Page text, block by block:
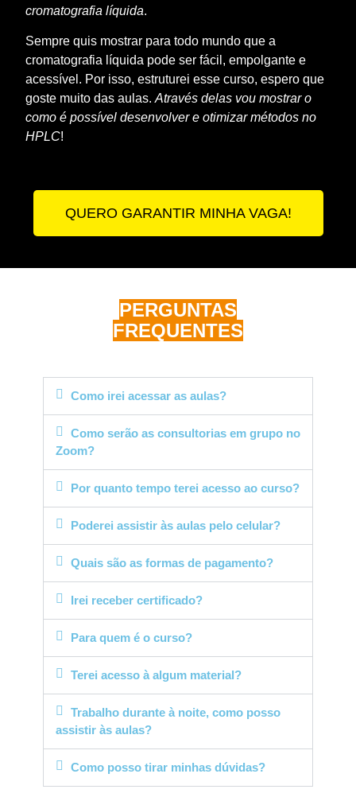
cromatografia líquida.
Sempre quis mostrar para todo mundo que a
cromatografia líquida pode ser fácil, empolgante e
acessível. Por isso, estruturei esse curso, espero que
goste muito das aulas.Através delas vou mostrar o
como é possível desenvolver e otimizar métodos no
HPLC!
QUERO GARANTIR MINHA VAGA!
PERGUNTAS
FREQUENTES
Como irei acessar as aulas?
Como serão as consultorias em grupo no
Zoom?
Por quanto tempo terei acesso ao curso?
Poderei assistir às aulas pelo celular?
Quais são as formas de pagamento?
Irei receber certificado?
Para quem é o curso?
Terei acesso à algum material?
Trabalho durante à noite, como posso
assistir às aulas?
Como posso tirar minhas dúvidas?